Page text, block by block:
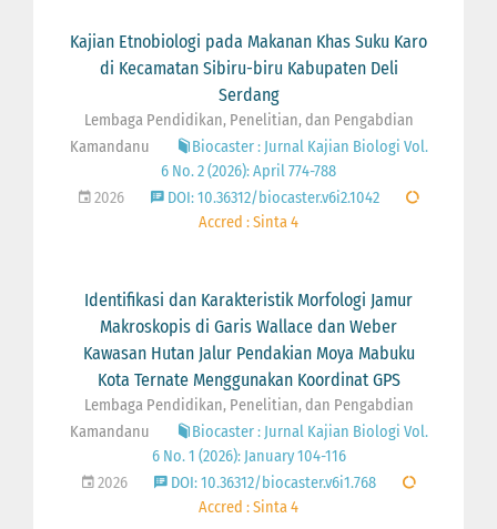
Kajian Etnobiologi pada Makanan Khas Suku Karo
di Kecamatan Sibiru-biru Kabupaten Deli
Serdang
Lembaga Pendidikan, Penelitian, dan Pengabdian
Kamandanu
Biocaster : Jurnal Kajian Biologi Vol.
6 No. 2 (2026): April 774-788
2026
DOI: 10.36312/biocaster.v6i2.1042
Accred : Sinta 4
Identifikasi dan Karakteristik Morfologi Jamur
Makroskopis di Garis Wallace dan Weber
Kawasan Hutan Jalur Pendakian Moya Mabuku
Kota Ternate Menggunakan Koordinat GPS
Lembaga Pendidikan, Penelitian, dan Pengabdian
Kamandanu
Biocaster : Jurnal Kajian Biologi Vol.
6 No. 1 (2026): January 104-116
2026
DOI: 10.36312/biocaster.v6i1.768
Accred : Sinta 4